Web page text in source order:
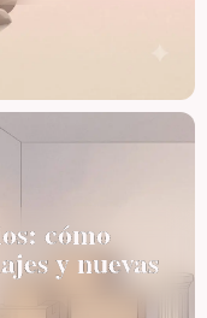
cómo
y nuevas